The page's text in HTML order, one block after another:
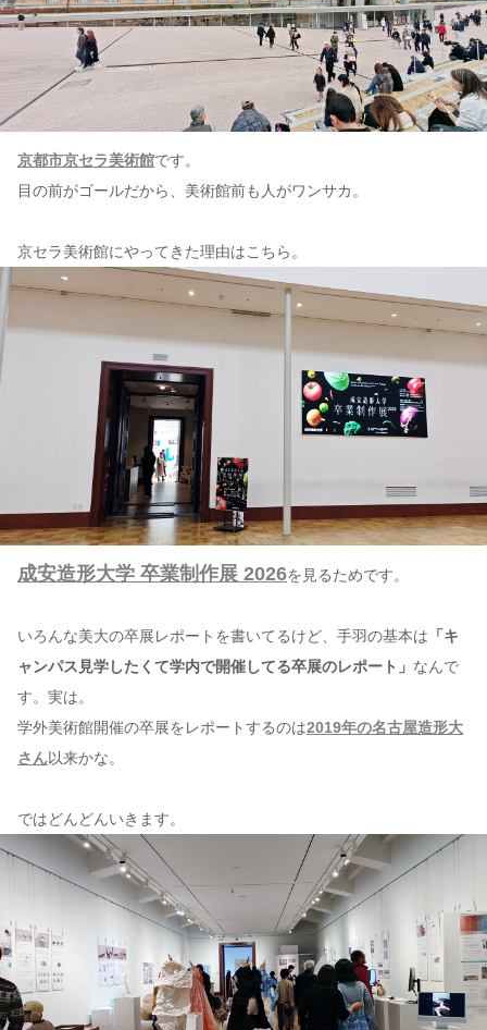
京都市京セラ美術館です。
目の前がゴールだから、美術館前も人がワンサカ。
京セラ美術館にやってきた理由はこちら。
成安造形大学 卒業制作展 2026を見るためです。
いろんな美大の卒展レポートを書いてるけど、手羽の基本は 「キ
ャンパス見学したくて学内で開催してる卒展のレポート」 なんで
す。実は。
学外美術館開催の卒展をレポートするのは2019年の名古屋造形大
さん以来かな。
ではどんどんいきます。